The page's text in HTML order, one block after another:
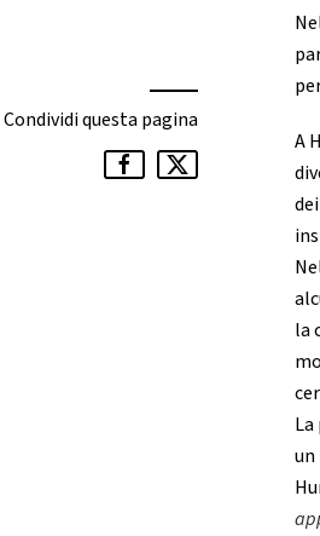
Condividi questa pagina
A
la